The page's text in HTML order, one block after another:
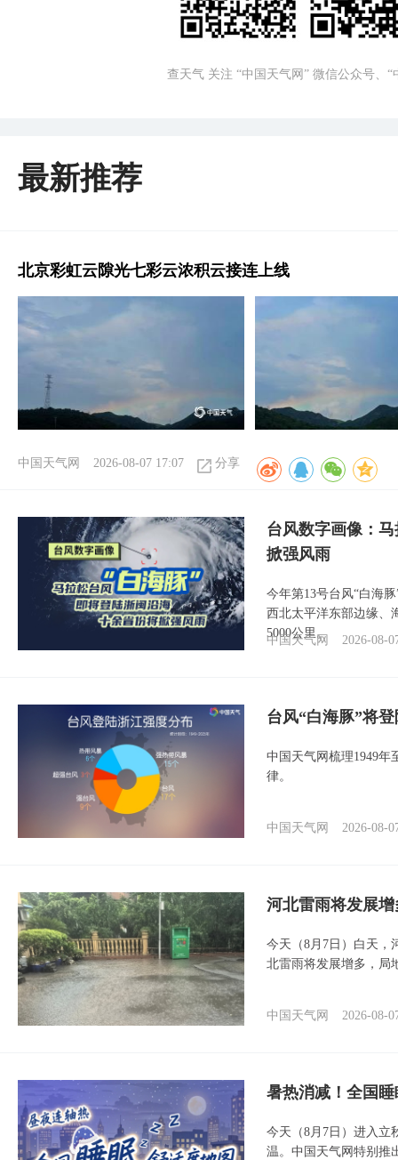
查天气 关注 “中国天气网” 微信公众号、
最新推荐
北京彩虹云隙光七彩云浓积云接连上线
中国天气网 2026-08-07 17:07 分享
台风数字画像：
掀强风雨
今年第13号台风“白海
西北太平洋东部边缘、
5000公里。
中国天气网 2026-08-
台风“白海豚”将
中国天气网梳理1949年
律。
中国天气网 2026-08-
河北雷雨将发展
今天（8月7日）白天，
北雷雨将发展增多，局
中国天气网 2026-08-
暑热消减！全国
今天（8月7日）进入立
温。中国天气网特别推